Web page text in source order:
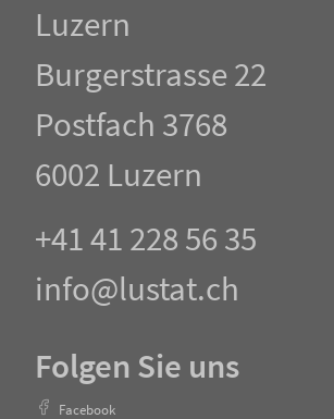
Luzern
Burgerstrasse 22
Postfach 3768
6002 Luzern
+41 41 228 56 35
info@lustat.ch
Folgen Sie uns
Facebook